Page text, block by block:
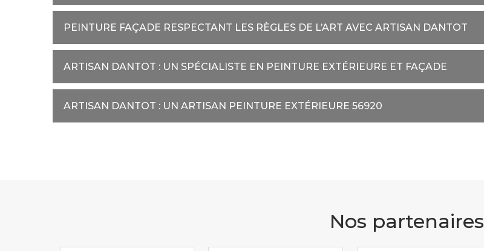
PEINTURE FAÇADE RESPECTANT LES RÈGLES DE L’ART AVEC ARTISAN DANTOT
ARTISAN DANTOT : UN SPÉCIALISTE EN PEINTURE EXTÉRIEURE ET FAÇADE
ARTISAN DANTOT : UN ARTISAN PEINTURE EXTÉRIEURE 56920
Nos partenaires